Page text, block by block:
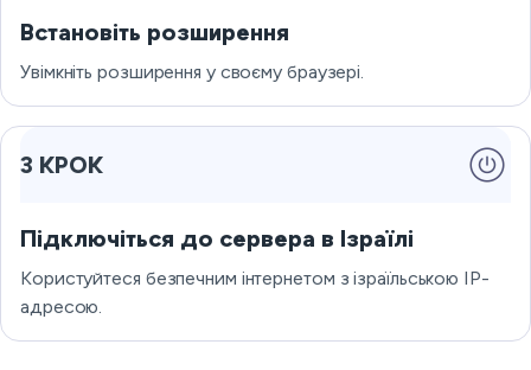
Встановіть розширення
Увімкніть розширення у своєму браузері.
3 КРОК
Підключіться до сервера в Ізраїлі
Користуйтеся безпечним інтернетом з ізраїльською IP-
адресою.